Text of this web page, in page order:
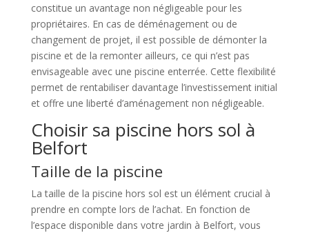
constitue un avantage non négligeable pour les
propriétaires. En cas de déménagement ou de
changement de projet, il est possible de démonter la
piscine et de la remonter ailleurs, ce qui n’est pas
envisageable avec une piscine enterrée. Cette flexibilité
permet de rentabiliser davantage l’investissement initial
et offre une liberté d’aménagement non négligeable.
Choisir sa piscine hors sol à
Belfort
Taille de la piscine
La taille de la piscine hors sol est un élément crucial à
prendre en compte lors de l’achat. En fonction de
l’espace disponible dans votre jardin à Belfort, vous